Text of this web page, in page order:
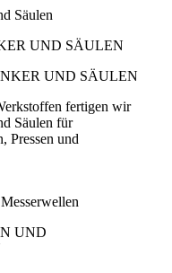
Säulen
UND SÄULEN
fertigen wir
Säulen für
Pressen und
UND